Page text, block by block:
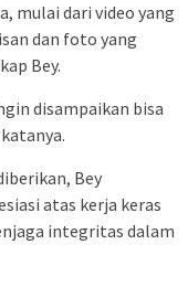
mulai dari video yang
dan foto yang
Bey.
disampaikan bisa
Bey
atas kerja keras
integritas dalam